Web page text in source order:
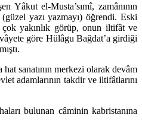
Yâkut el-Musta’sımî, zamânının
yazı yazmayı) öğrendi. Eski
yakınlık görüp, onun iltifât ve
göre Hülâgu Bağdat’a girdiği
hat sanatının merkezi olarak devâm
adamlarının takdir ve iltifâtlarını
bulunan câminin kabristanına